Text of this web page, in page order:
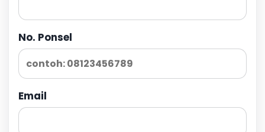
No. Ponsel
Email